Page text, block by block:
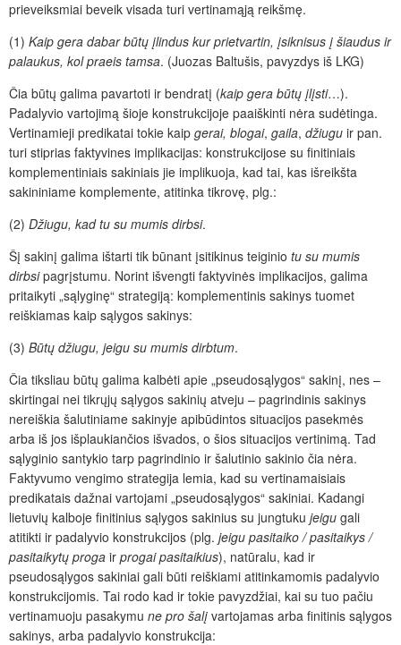
prieveiksmiai beveik visada turi vertinamąją reikšmę.
(1) Kaip gera dabar būtų įlindus kur prietvartin, įsiknisus į šiaudus ir
palaukus, kol praeis tamsa. (Juozas Baltušis, pavyzdys iš LKG)
Čia būtų galima pavartoti ir bendratį (kaip gera būtų įlįsti…).
Padalyvio vartojimą šioje konstrukcijoje paaiškinti nėra sudėtinga.
Vertinamieji predikatai tokie kaip gerai, blogai, gaila, džiugu ir pan.
turi stiprias faktyvines implikacijas: konstrukcijose su finitiniais
komplementiniais sakiniais jie implikuoja, kad tai, kas išreikšta
sakininiame komplemente, atitinka tikrovę, plg.:
(2) Džiugu, kad tu su mumis dirbsi.
Šį sakinį galima ištarti tik būnant įsitikinus teiginio tu su mumis
dirbsipagrįstumu. Norint išvengti faktyvinės implikacijos, galima
pritaikyti „sąlyginę“ strategiją: komplementinis sakinys tuomet
reiškiamas kaip sąlygos sakinys:
(3) Būtų džiugu, jeigu su mumis dirbtum.
Čia tiksliau būtų galima kalbėti apie „pseudosąlygos“ sakinį, nes –
skirtingai nei tikrųjų sąlygos sakinių atveju – pagrindinis sakinys
nereiškia šalutiniame sakinyje apibūdintos situacijos pasekmės
arba iš jos išplaukiančios išvados, o šios situacijos vertinimą. Tad
sąlyginio santykio tarp pagrindinio ir šalutinio sakinio čia nėra.
Faktyvumo vengimo strategija lemia, kad su vertinamaisiais
predikatais dažnai vartojami „pseudosąlygos“ sakiniai. Kadangi
lietuvių kalboje finitinius sąlygos sakinius su jungtuku jeigu gali
atitikti ir padalyvio konstrukcijos (plg. jeigu pasitaiko / pasitaikys /
pasitaikytų proga ir progai pasitaikius), natūralu, kad ir
pseudosąlygos sakiniai gali būti reiškiami atitinkamomis padalyvio
konstrukcijomis. Tai rodo kad ir tokie pavyzdžiai, kai su tuo pačiu
vertinamuoju pasakymu ne pro šalį vartojamas arba finitinis sąlygos
sakinys, arba padalyvio konstrukcija: